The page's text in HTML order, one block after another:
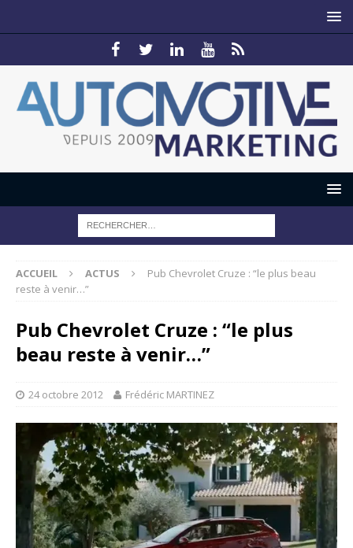
ACCUEIL ACTUS
Pub Chevrolet Cruze : “le plus beau
reste à venir…”
Pub Chevrolet Cruze : “le plus
beau reste à venir…”
24 octobre 2012 Frédéric MARTINEZ